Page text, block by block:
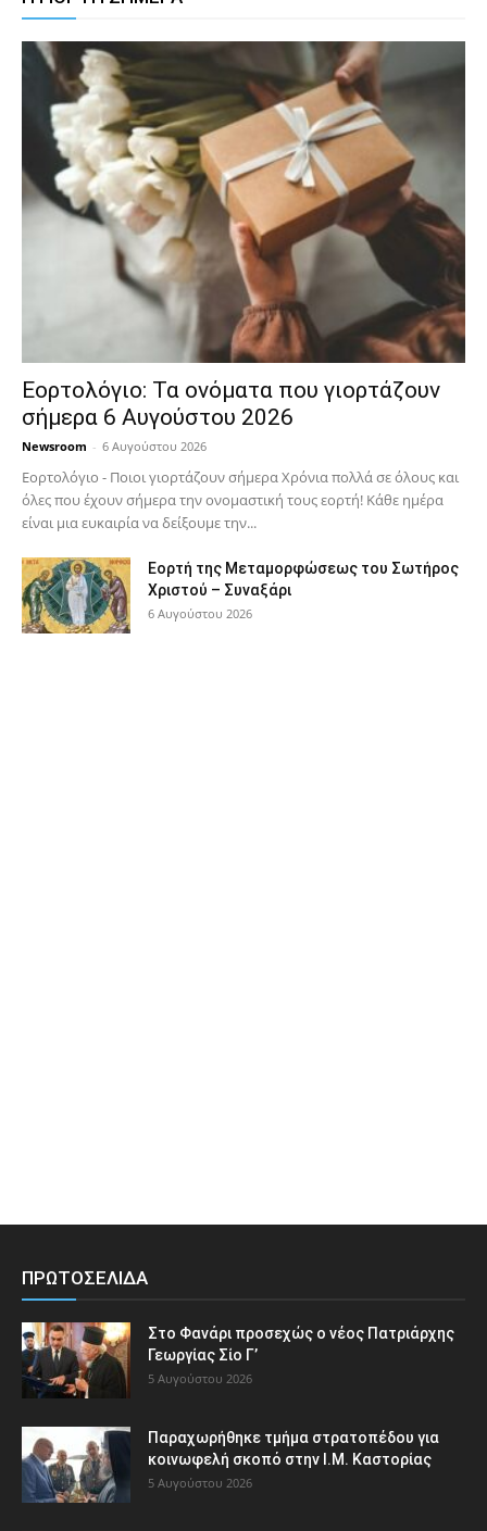
Εορτολόγιο: Τα ονόματα που γιορτάζουν
σήμερα 6 Αυγούστου 2026
Newsroom - 6 Αυγούστου 2026
Εορτολόγιο - Ποιοι γιορτάζουν σήμερα Χρόνια πολλά σε όλους και
όλες που έχουν σήμερα την ονομαστική τους εορτή! Κάθε ημέρα
είναι μια ευκαιρία να δείξουμε την...
Εορτή της Μεταμορφώσεως του Σωτήρος
Χριστού – Συναξάρι
6 Αυγούστου 2026
ΠΡΩΤΟΣΕΛΙΔΑ
Στο Φανάρι προσεχώς ο νέος Πατριάρχης
Γεωργίας Σίο Γ’
5 Αυγούστου 2026
Παραχωρήθηκε τμήμα στρατοπέδου για
κοινωφελή σκοπό στην Ι.Μ. Καστορίας
5 Αυγούστου 2026